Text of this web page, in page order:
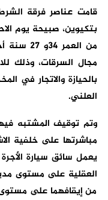
قامت عناصر فرقة
من
مجال السرقات، وذلك
بالحيازة والاتجار في
العلني.
وتم توقيف المشتبه
مباشرتها على خلفية
يعمل سائق سيارة
العقلية على مستوى
من إيقافهما على مستوى